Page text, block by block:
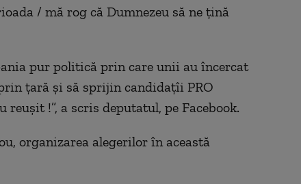
/ mă rog că Dumnezeu să ne țină
pur politică prin care unii au încercat
țară și să sprijin candidațîi PRO
!”, a scris deputatul, pe Facebook.
organizarea alegerilor în această